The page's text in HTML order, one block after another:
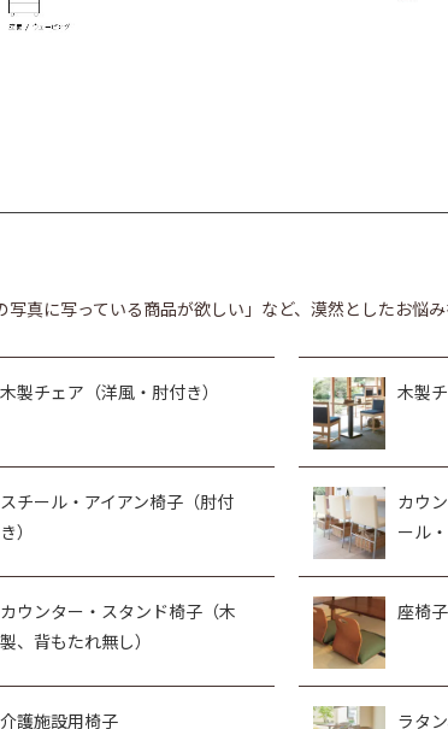
写真に写っている商品が欲しい」など、漠然としたお
木製チェア（洋風・肘付き） 木製
スチール・アイアン椅子（肘付
き）
カウ
ール
カウンター・スタンド椅子（木
製、背もたれ無し）
座椅
介護施設用椅子 ラタ